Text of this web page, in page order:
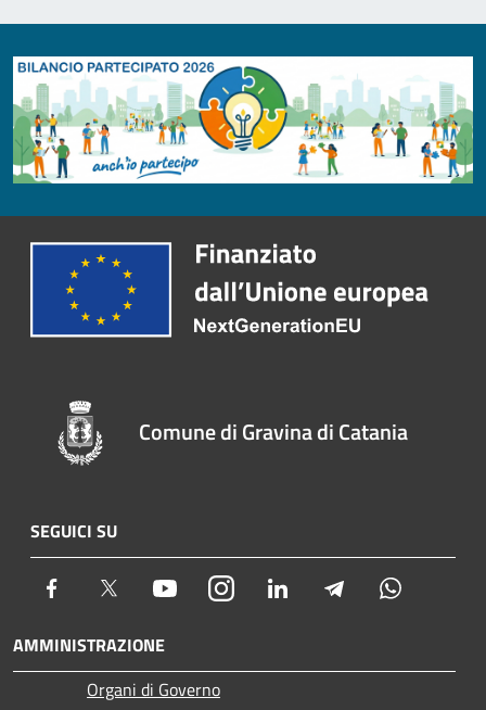
Comune di Gravina di Catania
SEGUICI SU
Facebook Twitter YoutubeInstagram LinkedIn Telegram
AMMINISTRAZIONE
Organi di Governo